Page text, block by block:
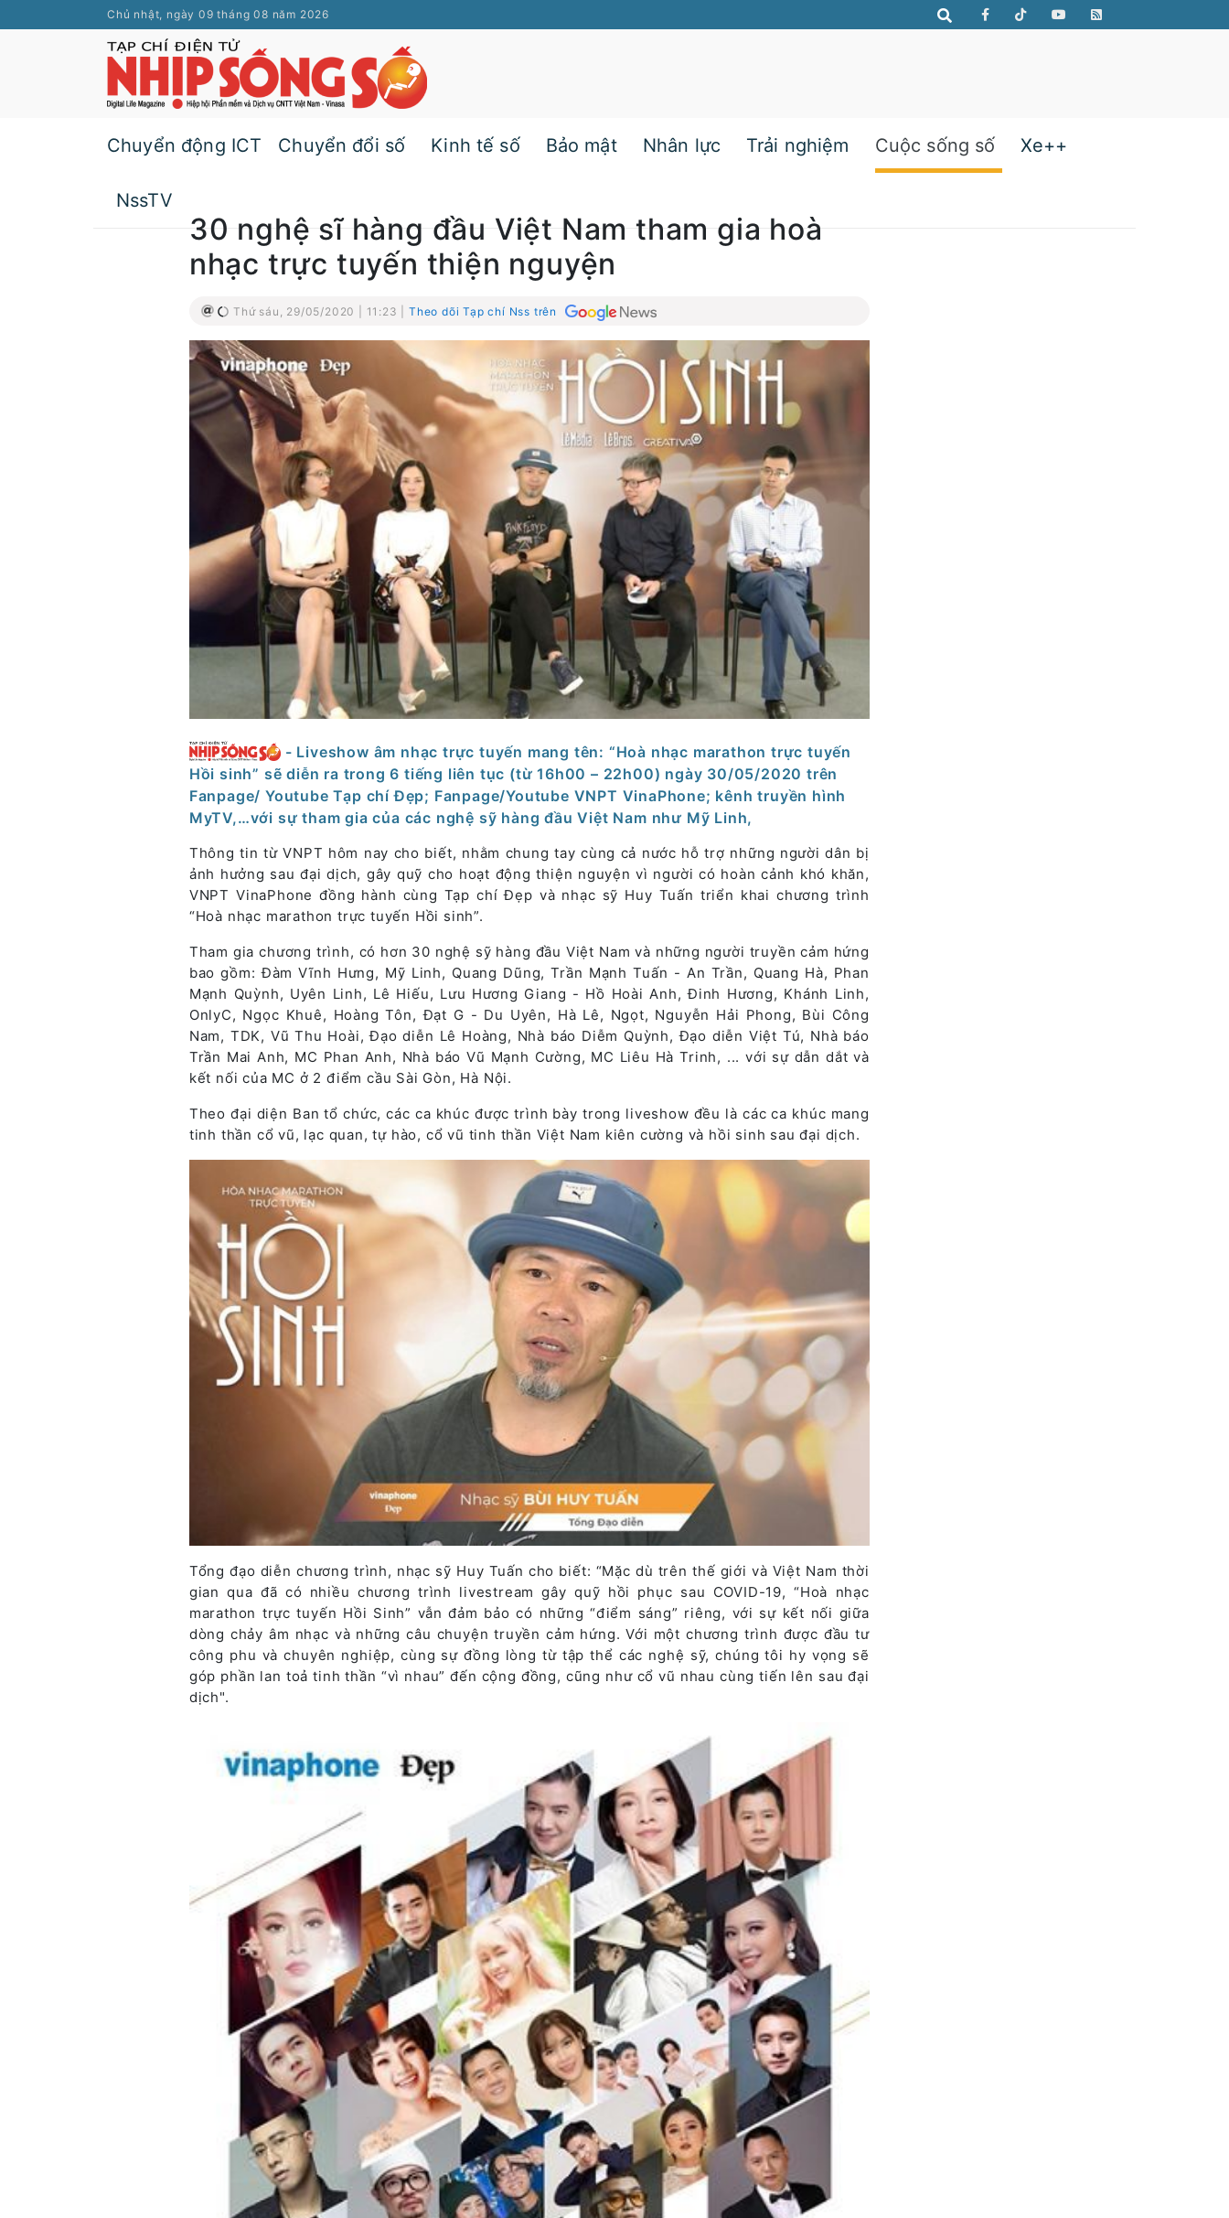
Chủ nhật, ngày 09 tháng 08 năm 2026
Chuyển động ICT Chuyển đổi số Kinh tế số Bảo mật Nhân lực Trải nghiệm Cuộc sống số Xe++
NssTV
30 nghệ sĩ hàng đầu Việt Nam tham gia hoà
nhạc trực tuyến thiện nguyện
Thứ sáu, 29/05/2020 | 11:23 | Theo dõi Tạp chí Nss trên
- Liveshow âm nhạc trực tuyến mang tên: “Hoà nhạc marathon trực tuyến
Hồi sinh” sẽ diễn ra trong 6 tiếng liên tục (từ 16h00 – 22h00) ngày 30/05/2020 trên
Fanpage/ Youtube Tạp chí Đẹp; Fanpage/Youtube VNPT VinaPhone; kênh truyền hình
MyTV,…với sự tham gia của các nghệ sỹ hàng đầu Việt Nam như Mỹ Linh,
Thông tin từ VNPT hôm nay cho biết, nhằm chung tay cùng cả nước hỗ trợ những người dân bị
ảnh hưởng sau đại dịch, gây quỹ cho hoạt động thiện nguyện vì người có hoàn cảnh khó khăn,
VNPT VinaPhone đồng hành cùng Tạp chí Đẹp và nhạc sỹ Huy Tuấn triển khai chương trình
“Hoà nhạc marathon trực tuyến Hồi sinh”.
Tham gia chương trình, có hơn 30 nghệ sỹ hàng đầu Việt Nam và những người truyền cảm hứng
bao gồm: Đàm Vĩnh Hưng, Mỹ Linh, Quang Dũng, Trần Mạnh Tuấn - An Trần, Quang Hà, Phan
Mạnh Quỳnh, Uyên Linh, Lê Hiếu, Lưu Hương Giang - Hồ Hoài Anh, Đinh Hương, Khánh Linh,
OnlyC, Ngọc Khuê, Hoàng Tôn, Đạt G - Du Uyên, Hà Lê, Ngọt, Nguyễn Hải Phong, Bùi Công
Nam, TDK, Vũ Thu Hoài, Đạo diễn Lê Hoàng, Nhà báo Diễm Quỳnh, Đạo diễn Việt Tú, Nhà báo
Trần Mai Anh, MC Phan Anh, Nhà báo Vũ Mạnh Cường, MC Liêu Hà Trinh, ... với sự dẫn dắt và
kết nối của MC ở 2 điểm cầu Sài Gòn, Hà Nội.
Theo đại diện Ban tổ chức, các ca khúc được trình bày trong liveshow đều là các ca khúc mang
tinh thần cổ vũ, lạc quan, tự hào, cổ vũ tinh thần Việt Nam kiên cường và hồi sinh sau đại dịch.
Tổng đạo diễn chương trình, nhạc sỹ Huy Tuấn cho biết: “Mặc dù trên thế giới và Việt Nam thời
gian qua đã có nhiều chương trình livestream gây quỹ hồi phục sau COVID-19, “Hoà nhạc
marathon trực tuyến Hồi Sinh” vẫn đảm bảo có những “điểm sáng” riêng, với sự kết nối giữa
dòng chảy âm nhạc và những câu chuyện truyền cảm hứng. Với một chương trình được đầu tư
công phu và chuyên nghiệp, cùng sự đồng lòng từ tập thể các nghệ sỹ, chúng tôi hy vọng sẽ
góp phần lan toả tinh thần “vì nhau” đến cộng đồng, cũng như cổ vũ nhau cùng tiến lên sau đại
dịch".